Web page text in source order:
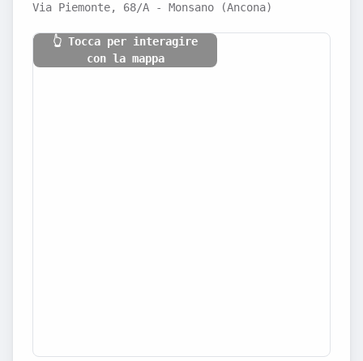
Via Piemonte, 68/A - Monsano (Ancona)
👆 Tocca per interagire
con la mappa